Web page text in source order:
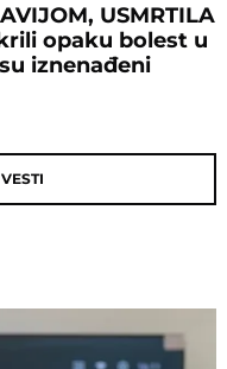
USMRTILA
opaku bolest u
iznenađeni